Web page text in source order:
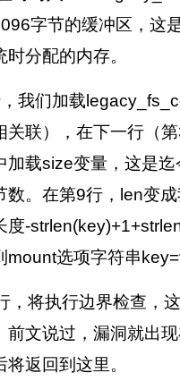
字节的缓冲区，这
时分配的内存。
我们加载
关联），在下一行（第
加载size变量，这是
数。在第9行， len变
度-
mount选项字符串
，将执行边界检查，
前文说过，漏洞就出现
将返回到这里。